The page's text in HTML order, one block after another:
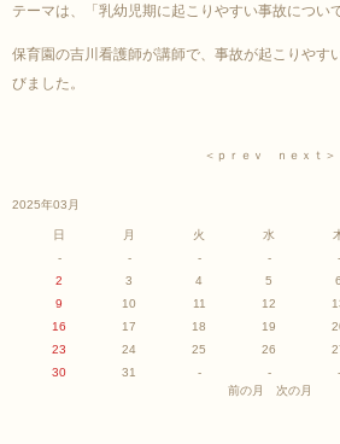
テーマは、「乳幼児期に起こりやすい事故につい
保育園の吉川看護師が講師で、事故が起こりやす
びました。
＜ｐｒｅｖ ｎｅｘｔ＞
2025年03月
日 月 火 水
-
- - - -
2
3 4 5 6
9
10 11 12
16
17 18 19
23
24 25 26
30
31 - - -
前の月
次の月